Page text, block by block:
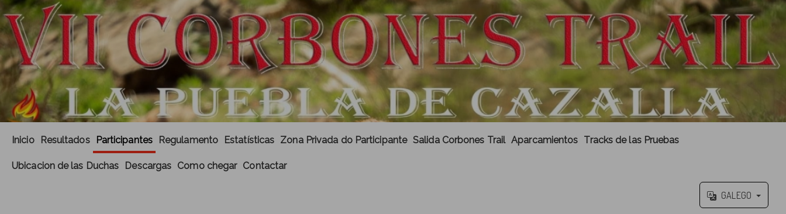
Inicio Resultados Participantes Regulamento Estatísticas Zona Privada do Participante Salida Corbones Trail Aparcamientos Tracks de las Pruebas
Ubicacion de las Duchas Descargas Como chegar Contactar
GALEGO